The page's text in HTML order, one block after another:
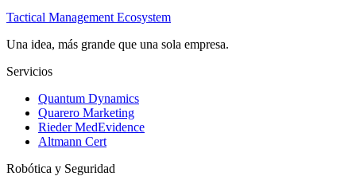
Tactical Management Ecosystem
Una idea, más grande que una sola empresa.
Servicios
Quantum Dynamics
Quarero Marketing
Rieder MedEvidence
Altmann Cert
Robótica y Seguridad